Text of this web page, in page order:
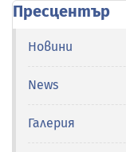
Пресцентър
Новини
News
Галерия